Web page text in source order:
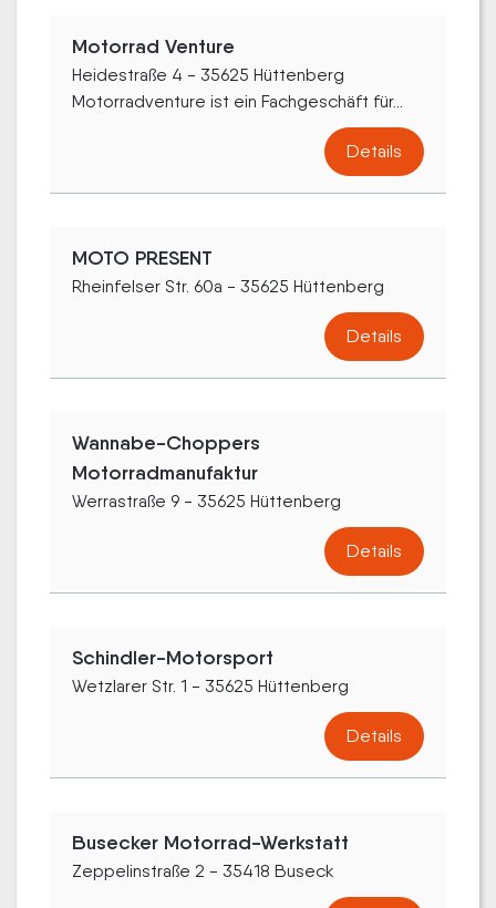
Motorrad Venture
Heidestraße 4 - 35625 Hüttenberg
Motorradventure ist ein Fachgeschäft für...
Details
MOTO PRESENT
Rheinfelser Str. 60a - 35625 Hüttenberg
Details
Wannabe-Choppers
Motorradmanufaktur
Werrastraße 9 - 35625 Hüttenberg
Details
Schindler-Motorsport
Wetzlarer Str. 1 - 35625 Hüttenberg
Details
Busecker Motorrad-Werkstatt
Zeppelinstraße 2 - 35418 Buseck